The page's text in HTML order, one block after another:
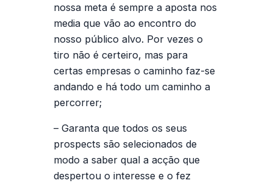
nossa meta é sempre a aposta nos
media que vão ao encontro do
nosso público alvo. Por vezes o
tiro não é certeiro, mas para
certas empresas o caminho faz-se
andando e há todo um caminho a
percorrer;
– Garanta que todos os seus
prospects são selecionados de
modo a saber qual a acção que
despertou o interesse e o fez